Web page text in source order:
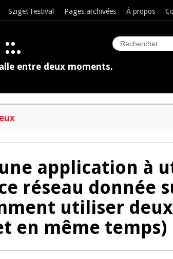
Sziget Festival Pages archivées À propos
entre deux moments.
application à
réseau donnée
utiliser
en même temps)